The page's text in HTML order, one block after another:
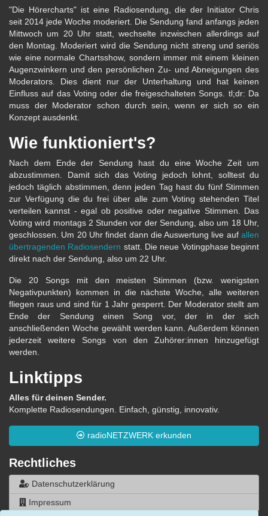
"Die Hörercharts" ist eine Radiosendung, die der Initiator Chris
seit 2014 jede Woche moderiert. Die Sendung fand anfangs jeden
Mittwoch um 20 Uhr statt, wechselte inzwischen allerdings auf
den Montag. Moderiert wird die Sendung nicht streng und seriös
wie eine normale Chartsshow, sondern immer mit einem kleinen
Augenzwinkern und den persönlichen Zu- und Abneigungen des
Moderators. Dies dient nur der Unterhaltung und hat keinen
Einfluss auf das Voting oder die freigeschalteten Songs. tl;dr: Da
muss der Moderator schon durch sein, wenn er sich so ein
Konzept ausdenkt.
Wie funktioniert's?
Nach dem Ende der Sendung hast du eine Woche Zeit um
abzustimmen. Damit sich das Voting jedoch lohnt, solltest du
jedoch täglich abstimmen, denn jeden Tag hast du fünf Stimmen
zur Verfügung die du frei über alle zum Voting stehenden Titel
verteilen kannst - egal ob positive oder negative Stimmen. Das
Voting wird montags 2 Stunden vor der Sendung, also um 18 Uhr,
geschlossen. Um 20 Uhr findet dann die Auswertung live auf allen
übertragenden Radiosendern statt. Die neue Votingphase beginnt
direkt nach der Sendung, also um 22 Uhr.
Die 20 Songs mit den meisten Stimmen (bzw. wenigsten
Negativpunkten) kommen in die nächste Woche, alle weiteren
fliegen raus und sind für 1 Jahr gesperrt. Der Moderator stellt am
Ende der Sendung einen Song vor, der in der sich
anschließenden Woche gewählt werden kann. Außerdem können
jederzeit weitere Songs von den Zuhörer:innen hinzugefügt
werden.
Linktipps
Alles für deinen Sender.
Komplette Radiosendungen. Einfach, günstig, innovativ.
radioNETZWERK erkunden
Rechtliches
Datenschutzerklärung
Impressum